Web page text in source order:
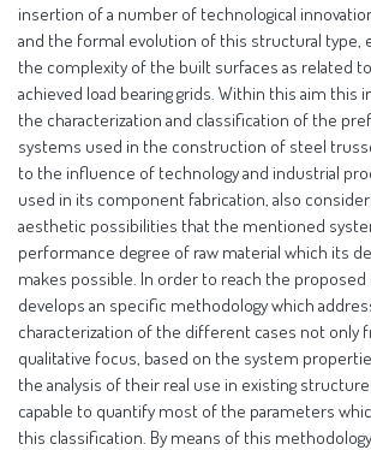
insertion of a number of technological
and the formal evolution of this structural type,
the complexity of the built surfaces as related
achieved load bearing grids. Within this aim this
the characterization and classification of the
systems used in the construction of steel
to the influence of technology and industrial
used in its component fabrication, also
aesthetic possibilities that the mentioned
performance degree of raw material which its
makes possible. In order to reach the
develops an specific methodology which
characterization of the different cases not only
qualitative focus, based on the system
the analysis of their real use in existing
capable to quantify most of the parameters
this classification. By means of this